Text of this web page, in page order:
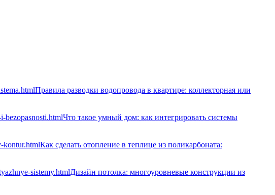
Правила разводки водопровода в квартире: коллекторная или
Что такое умный дом: как интегрировать системы
Как сделать отопление в теплице из поликарбоната:
Дизайн потолка: многоуровневые конструкции из